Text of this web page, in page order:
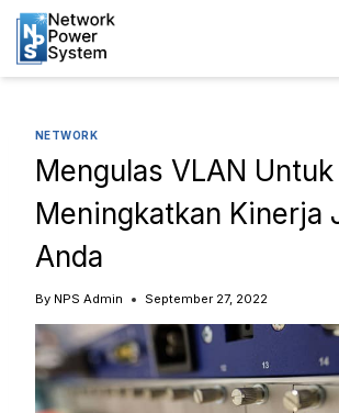
NETWORK
Mengulas VLAN Untuk
Meningkatkan Kinerja
Anda
By NPS Admin September 27, 2022